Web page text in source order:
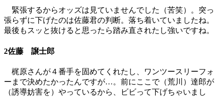
緊張するからオッズは見ていませんでした（苦笑）。突っ
張らずに下げたのは佐藤君の判断。落ち着いていましたね。
最後もスッと抜けると思ったら踏み直されたし強いですね。
2佐藤 譲士郎
梶原さんが４番手を固めてくれたし、ワンツースリーフォ
ーまで決めたかったんですが…。前にここで（荒川）達郎が
（誘導妨害を）やっているから、ビビって下げちゃいまし